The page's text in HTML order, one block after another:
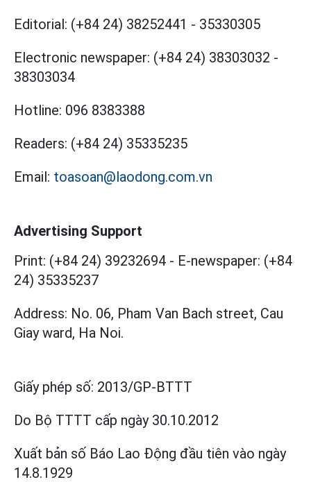
Editorial: (+84 24) 38252441 - 35330305
Electronic newspaper: (+84 24) 38303032 -
38303034
Hotline: 096 8383388
Readers: (+84 24) 35335235
Email: toasoan@laodong.com.vn
Advertising Support
Print: (+84 24) 39232694 - E-newspaper: (+84
24) 35335237
Address: No. 06, Pham Van Bach street, Cau
Giay ward, Ha Noi.
Giấy phép số: 2013/GP-BTTT
Do Bộ TTTT cấp ngày 30.10.2012
Xuất bản số Báo Lao Động đầu tiên vào ngày
14.8.1929